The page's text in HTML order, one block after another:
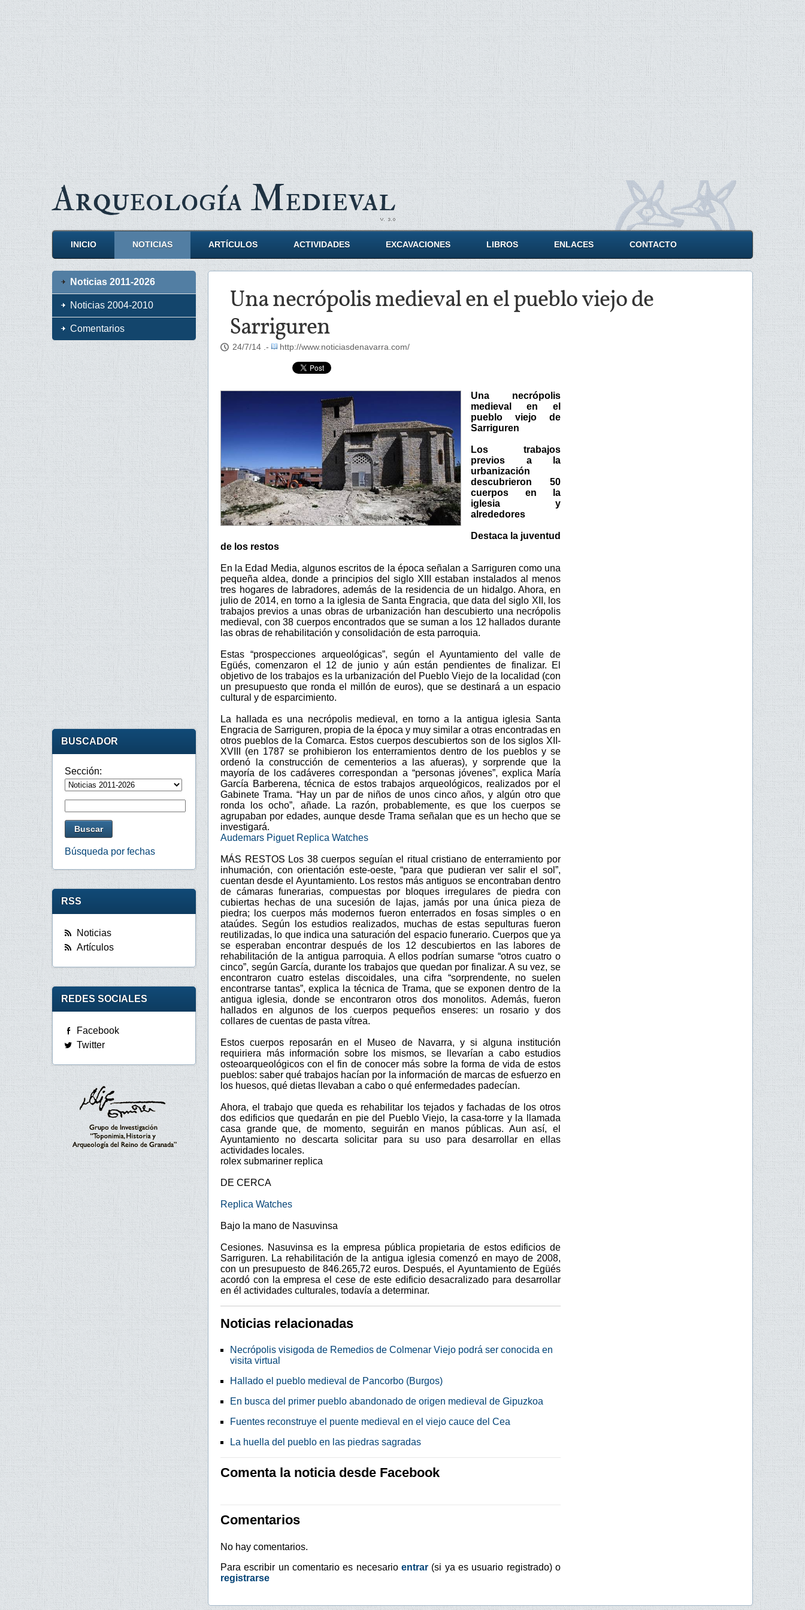
ArqueologíaMedieval
INICIO NOTICIAS ARTÍCULOS ACTIVIDADES EXCAVACIONES LIBROS ENLACES CONTACTO
Una necrópolis medieval en el pueblo viejo de
Sarriguren
24/7/14 .- http://www.noticiasdenavarra.com/
Una necrópolis
medieval en el
pueblo viejo de
Sarriguren
Los trabajos
previos a la
urbanización
descubrieron 50
cuerpos en la
iglesia y
alrededores
Destaca la juventud
de los restos
En la Edad Media, algunos escritos de la época señalan a Sarriguren como una
pequeña aldea, donde a principios del siglo XIII estaban instalados al menos
tres hogares de labradores, además de la residencia de un hidalgo. Ahora, en
julio de 2014, en torno a la iglesia de Santa Engracia, que data del siglo XII, los
trabajos previos a unas obras de urbanización han descubierto una necrópolis
medieval, con 38 cuerpos encontrados que se suman a los 12 hallados durante
las obras de rehabilitación y consolidación de esta parroquia.
Estas “prospecciones arqueológicas”, según el Ayuntamiento del valle de
Egüés, comenzaron el 12 de junio y aún están pendientes de finalizar. El
objetivo de los trabajos es la urbanización del Pueblo Viejo de la localidad (con
un presupuesto que ronda el millón de euros), que se destinará a un espacio
cultural y de esparcimiento.
La hallada es una necrópolis medieval, en torno a la antigua iglesia Santa
Engracia de Sarriguren, propia de la época y muy similar a otras encontradas en
otros pueblos de la Comarca. Estos cuerpos descubiertos son de los siglos XII-
XVIII (en 1787 se prohibieron los enterramientos dentro de los pueblos y se
ordenó la construcción de cementerios a las afueras), y sorprende que la
mayoría de los cadáveres correspondan a “personas jóvenes”, explica María
García Barberena, técnica de estos trabajos arqueológicos, realizados por el
Gabinete Trama. “Hay un par de niños de unos cinco años, y algún otro que
ronda los ocho”, añade. La razón, probablemente, es que los cuerpos se
agrupaban por edades, aunque desde Trama señalan que es un hecho que se
investigará.
Audemars Piguet Replica Watches
MÁS RESTOS Los 38 cuerpos seguían el ritual cristiano de enterramiento por
inhumación, con orientación este-oeste, “para que pudieran ver salir el sol”,
cuentan desde el Ayuntamiento. Los restos más antiguos se encontraban dentro
de cámaras funerarias, compuestas por bloques irregulares de piedra con
cubiertas hechas de una sucesión de lajas, jamás por una única pieza de
piedra; los cuerpos más modernos fueron enterrados en fosas simples o en
ataúdes. Según los estudios realizados, muchas de estas sepulturas fueron
reutilizadas, lo que indica una saturación del espacio funerario. Cuerpos que ya
se esperaban encontrar después de los 12 descubiertos en las labores de
rehabilitación de la antigua parroquia. A ellos podrían sumarse “otros cuatro o
cinco”, según García, durante los trabajos que quedan por finalizar. A su vez, se
encontraron cuatro estelas discoidales, una cifra “sorprendente, no suelen
encontrarse tantas”, explica la técnica de Trama, que se exponen dentro de la
antigua iglesia, donde se encontraron otros dos monolitos. Además, fueron
hallados en algunos de los cuerpos pequeños enseres: un rosario y dos
collares de cuentas de pasta vítrea.
Estos cuerpos reposarán en el Museo de Navarra, y si alguna institución
requiriera más información sobre los mismos, se llevarían a cabo estudios
osteoarqueológicos con el fin de conocer más sobre la forma de vida de estos
pueblos: saber qué trabajos hacían por la información de marcas de esfuerzo en
los huesos, qué dietas llevaban a cabo o qué enfermedades padecían.
Ahora, el trabajo que queda es rehabilitar los tejados y fachadas de los otros
dos edificios que quedarán en pie del Pueblo Viejo, la casa-torre y la llamada
casa grande que, de momento, seguirán en manos públicas. Aun así, el
Ayuntamiento no descarta solicitar para su uso para desarrollar en ellas
actividades locales.
rolex submariner replica
DE CERCA
Replica Watches
Bajo la mano de Nasuvinsa
Cesiones. Nasuvinsa es la empresa pública propietaria de estos edificios de
Sarriguren. La rehabilitación de la antigua iglesia comenzó en mayo de 2008,
con un presupuesto de 846.265,72 euros. Después, el Ayuntamiento de Egüés
acordó con la empresa el cese de este edificio desacralizado para desarrollar
en él actividades culturales, todavía a determinar.
Noticias relacionadas
Necrópolis visigoda de Remedios de Colmenar Viejo podrá ser conocida en
visita virtual
Hallado el pueblo medieval de Pancorbo (Burgos)
En busca del primer pueblo abandonado de origen medieval de Gipuzkoa
Fuentes reconstruye el puente medieval en el viejo cauce del Cea
La huella del pueblo en las piedras sagradas
Comenta la noticia desde Facebook
Comentarios
No hay comentarios.
Para escribir un comentario es necesario entrar (si ya es usuario registrado) o
registrarse
Noticias 2011-2026
Noticias 2004-2010
Comentarios
BUSCADOR
Sección:
Búsqueda por fechas
RSS
Noticias
Artículos
REDES SOCIALES
Facebook
Twitter